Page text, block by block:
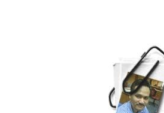
faizal yusup